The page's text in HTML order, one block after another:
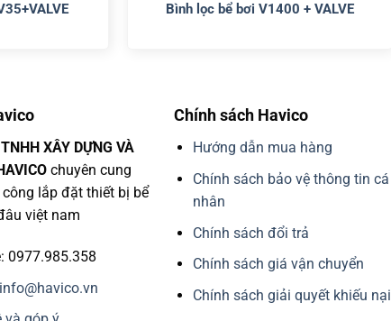
Bình lọc bể bơi V1400 + VALVE
XÂY DỰNG VÀ
chuyên cung
lắp đặt thiết bị bể
việt nam
0977.985.358
info@havico.vn
Chính sách Havico
Hướng dẫn mua hàng
Chính sách bảo vệ thông tin cá
nhân
Chính sách đổi trả
Chính sách giá vận chuyển
Chính sách giải quyết khiếu nại